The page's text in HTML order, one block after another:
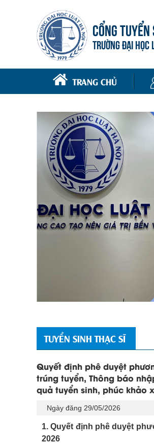
CỔNG
TRƯỜNG ĐẠI HỌC
TRANG CHỦ
TUYỂN SINH THẠC SĨ
Quyết định phê duyệt
trúng tuyển, Thông báo
quả tuyển sinh, phúc khảo
Ngày đăng 29/05/2026
1. Quyết định phê duyệt
2026